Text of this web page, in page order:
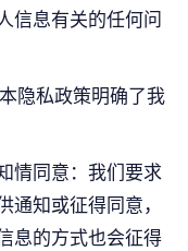
信息有关的任何问
隐私政策明确了我
情同意：我们要求
知或征得同意，
息的方式也会征得